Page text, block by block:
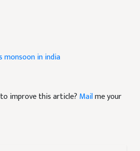
monsoon in india
improve this article? Mailme your